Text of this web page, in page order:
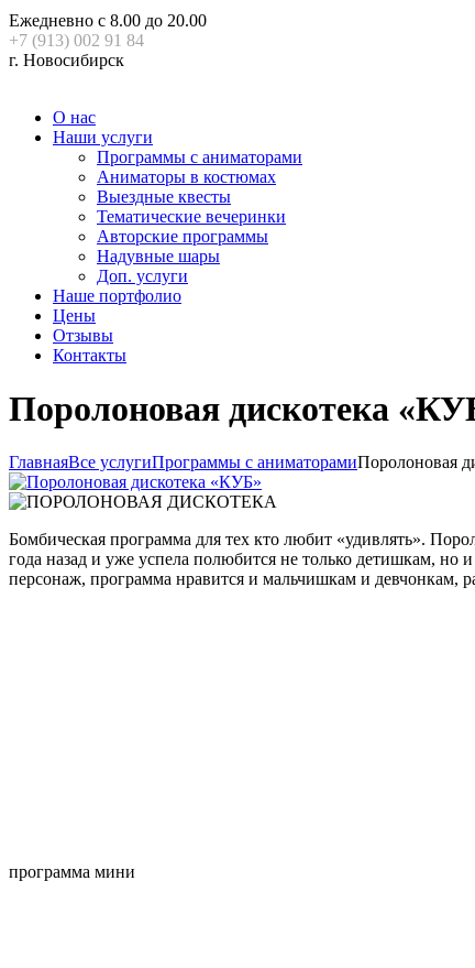
Ежедневно с 8.00 до 20.00
+7 (913) 002 91 84
г. Новосибирск
О нас
Наши услуги
Программы с аниматорами
Аниматоры в костюмах
Выездные квесты
Тематические вечеринки
Авторские программы
Надувные шары
Доп. услуги
Наше портфолио
Цены
Отзывы
Контакты
Поролоновая дискотека
ГлавнаяВсе услугиПрограммы с аниматорамиПоролоновая
Бомбическая программа для тех кто любит «удивлять».
года назад и уже успела полюбится не только детишкам,
персонаж, программа нравится и мальчишкам и девчонкам,
программа мини